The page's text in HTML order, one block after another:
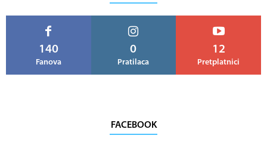
140
Fanova
0
Pratilaca
12
Pretplatnici
FACEBOOK